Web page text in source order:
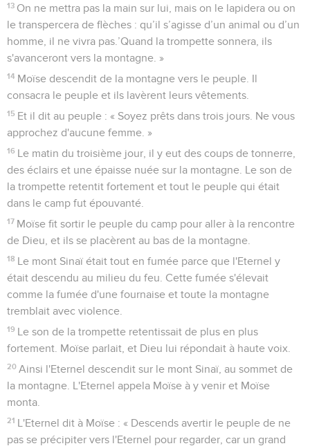
13 On ne mettra pas la main sur lui, mais on le lapidera ou on
le transpercera de flèches : qu’il s’agisse d’un animal ou d’un
homme, il ne vivra pas.’Quand la trompette sonnera, ils
s'avanceront vers la montagne. »
14 Moïse descendit de la montagne vers le peuple. Il
consacra le peuple et ils lavèrent leurs vêtements.
15 Et il dit au peuple : « Soyez prêts dans trois jours. Ne vous
approchez d'aucune femme. »
16 Le matin du troisième jour, il y eut des coups de tonnerre,
des éclairs et une épaisse nuée sur la montagne. Le son de
la trompette retentit fortement et tout le peuple qui était
dans le camp fut épouvanté.
17 Moïse fit sortir le peuple du camp pour aller à la rencontre
de Dieu, et ils se placèrent au bas de la montagne.
18 Le mont Sinaï était tout en fumée parce que l'Eternel y
était descendu au milieu du feu. Cette fumée s'élevait
comme la fumée d'une fournaise et toute la montagne
tremblait avec violence.
19 Le son de la trompette retentissait de plus en plus
fortement. Moïse parlait, et Dieu lui répondait à haute voix.
20 Ainsi l'Eternel descendit sur le mont Sinaï, au sommet de
la montagne. L'Eternel appela Moïse à y venir et Moïse
monta.
21 L'Eternel dit à Moïse : « Descends avertir le peuple de ne
pas se précipiter vers l'Eternel pour regarder, car un grand